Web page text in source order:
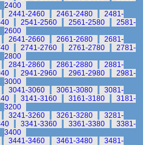
2400
2441-2460 2461-2480
2481-
2541-2560 2561-2580
2581-
2600
2641-2660 2661-2680
2681-
2741-2760 2761-2780
2781-
2800
2841-2860 2861-2880
2881-
2941-2960 2961-2980
2981-
3000
3041-3060 3061-3080
3081-
3141-3160 3161-3180
3181-
3200
3241-3260 3261-3280
3281-
3341-3360 3361-3380
3381-
3400
3441-3460 3461-3480
3481-